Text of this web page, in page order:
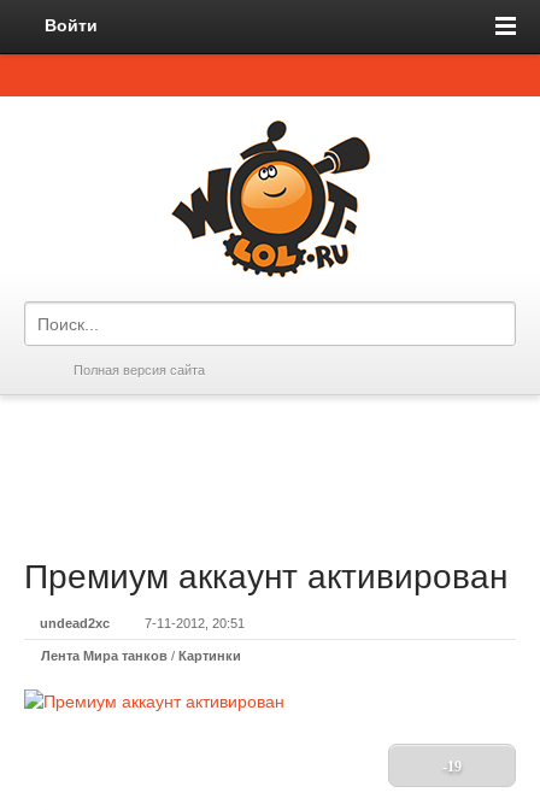
Войти
Полная версия сайта
Премиум аккаунт активирован
undead2xc 7-11-2012, 20:51
Лента Мира танков / Картинки
-19